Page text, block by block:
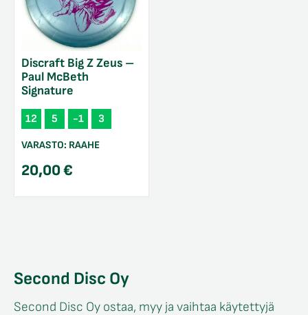
Discraft Big Z Zeus –
Paul McBeth
Signature
12 5 -1 3
VARASTO: RAAHE
20,00€
Second Disc Oy
Second Disc Oy ostaa, myy ja vaihtaa käytettyjä